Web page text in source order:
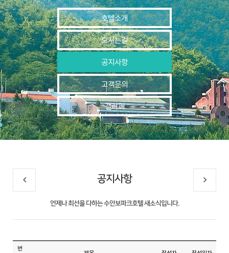
호텔소개
오시는길
공지사항
고객문의
갤러리
공지사항
언제나 최선을 다하는 수안보파크호텔 새소식입니다.
번